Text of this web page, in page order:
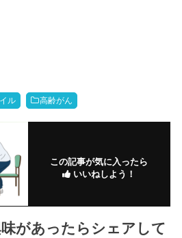
ル 高齢がん
この記事が気に入ったら
いいねしよう！
たらシェアして